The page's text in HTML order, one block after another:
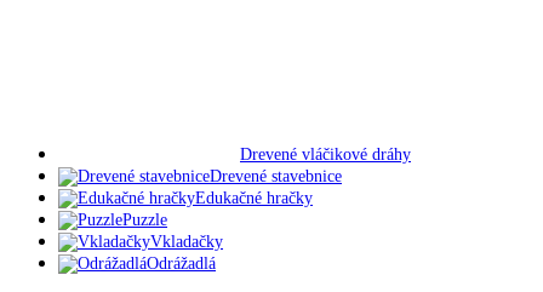
Drevené vláčikové dráhy
Drevené stavebnice
Edukačné hračky
Puzzle
Vkladačky
Odrážadlá